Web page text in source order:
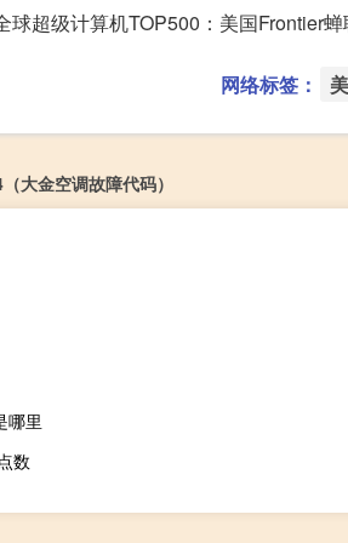
球超级计算机TOP500：美国Frontier
网络标签：
大金空调故障代码）
哪里
数